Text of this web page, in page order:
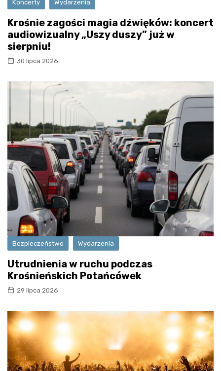
Koncerty Wydarzenia
Krośnie zagości magia dźwięków: koncert
audiowizualny „Uszy duszy” już w
sierpniu!
30 lipca 2026
Bezpieczeństwo Wydarzenia
Utrudnienia w ruchu podczas
Krośnieńskich Potańcówek
29 lipca 2026